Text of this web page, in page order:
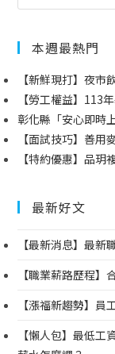
本週最熱門
【新鮮現打】夜市
【勞工權益】113
彰化縣「安心即時
【面試技巧】善
【特約優惠】品
最新好文
【最新消息】最
【職業薪路歷程
【漲福新趨勢】員
【懶人包】最低